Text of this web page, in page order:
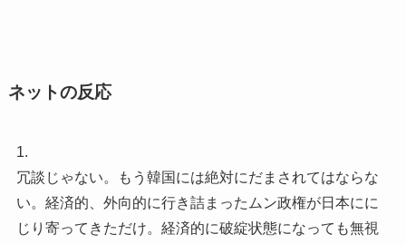
ネットの反応
1.
冗談じゃない。もう韓国には絶対にだまされてはならな
い。経済的、外向的に行き詰まったムン政権が日本にに
じり寄ってきただけ。経済的に破綻状態になっても無視